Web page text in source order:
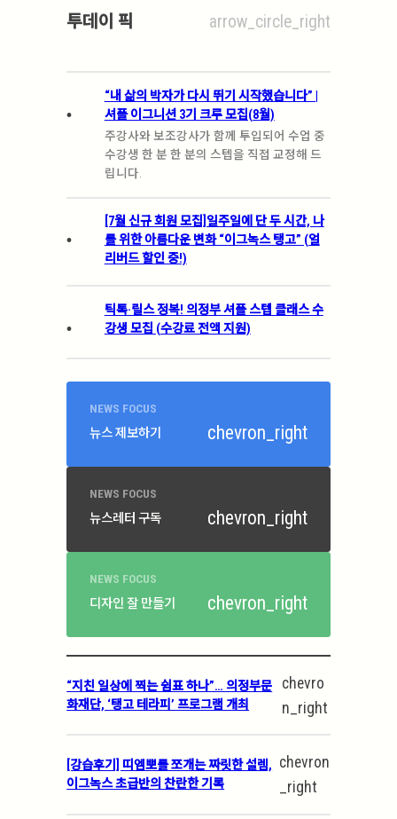
투데이 픽 arrow_circle_right
.
“내 삶의 박자가 다시 뛰기 시작했습니다” |
셔플 이그니션 3기 크루 모집(8월)
주강사와 보조강사가 함께 투입되어 수업 중
수강생 한 분 한 분의 스텝을 직접 교정해 드
립니다.
.
[7월 신규 회원 모집]일주일에 단 두 시간, 나
를 위한 아름다운 변화 “이그녹스 탱고” (얼
리버드 할인 중!)
.
틱톡·릴스 정복! 의정부 셔플 스텝 클래스 수
강생 모집 (수강료 전액 지원)
NEWS FOCUS
뉴스 제보하기 chevron_right
NEWS FOCUS
뉴스레터 구독 chevron_right
NEWS FOCUS
디자인 잘 만들기 chevron_right
“지친 일상에 찍는 쉼표 하나”… 의정부문
화재단, ‘탱고 테라피’ 프로그램 개최
chevro
n_right
[강습후기] 띠엠뽀를 쪼개는 짜릿한 설렘,
이그녹스 초급반의 찬란한 기록
chevron
_right